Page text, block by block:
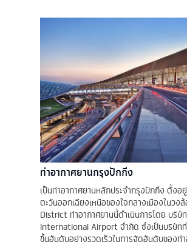
ท่าอากาศยานกรุงปักกิ่ง
เป็นท่าอากาศยานหลักประจำกรุงปักกิ่ง ตั้งอ
ตะวันออกเฉียงเหนือของใจกลางเมืองในวง
District ท่าอากาศยานนี้ดำเนินการโดย บริ
International Airport จำกัด ซึ่งเป็นบริษัท
ขึ้นอันดับอย่างรวดเร็วในการจัดอันดับของท่